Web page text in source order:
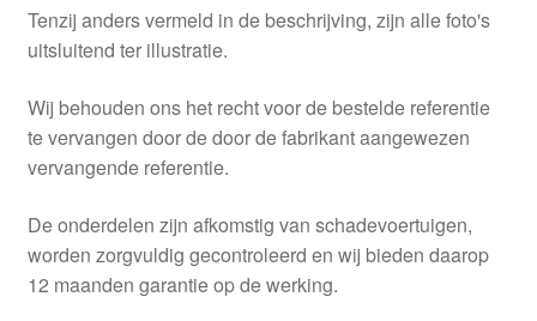
Tenzij anders vermeld in de beschrijving, zijn alle foto's
uitsluitend ter illustratie.
Wij behouden ons het recht voor de bestelde referentie
te vervangen door de door de fabrikant aangewezen
vervangende referentie.
De onderdelen zijn afkomstig van schadevoertuigen,
worden zorgvuldig gecontroleerd en wij bieden daarop
12 maanden garantie op de werking.